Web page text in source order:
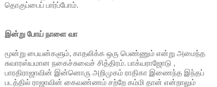
தொகுப்பைப் பார்ப்போம்.
இன்று போய் நாளை வா
மூன்று பையன்களும், காதலிக்க ஒரு பெண்ணும் என்று அமைந்த
சுவாரஸ்யமான நகைச்சுவைச் சித்திரம். பாக்யராஜோடு ,
பாரதிராஜாவின் இன்னொரு அறிமுகம் ராதிகா இணைந்த இந்தப்
படத்தில் ராஜாவின் கைவண்ணம் சற்றே கம்மி தான் என்றாலும்